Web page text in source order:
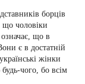
борців
що чоловіки
що в
є в достатній
жінки
чого, бо всім